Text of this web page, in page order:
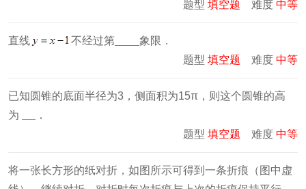
题型 填空题 难度 中等
直线 不经过第
象限．
题型 填空题 难度 中等
已知圆锥的底面半径为3，侧面积为15π，则这个圆锥的高
为
．
题型 填空题 难度 中等
将一张长方形的纸对折，如图所示可得到一条折痕（图中虚